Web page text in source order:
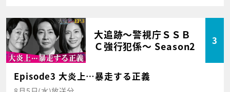
大追跡～警視庁ＳＳＢ
Ｃ強行犯係～ Season2
3
Episode3 大炎上…暴走する正義